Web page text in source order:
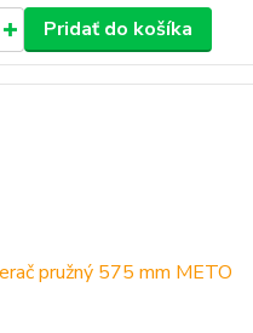
Pridať do košíka